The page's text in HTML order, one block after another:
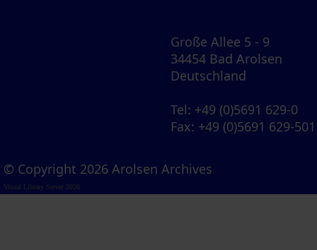
Große Allee 5 - 9
34454 Bad Arolsen
Deutschland
Tel: +49 (0)5691 629-0
Fax: +49 (0)5691 629-501
© Copyright 2026 Arolsen Archives
Visual Library Server 2026